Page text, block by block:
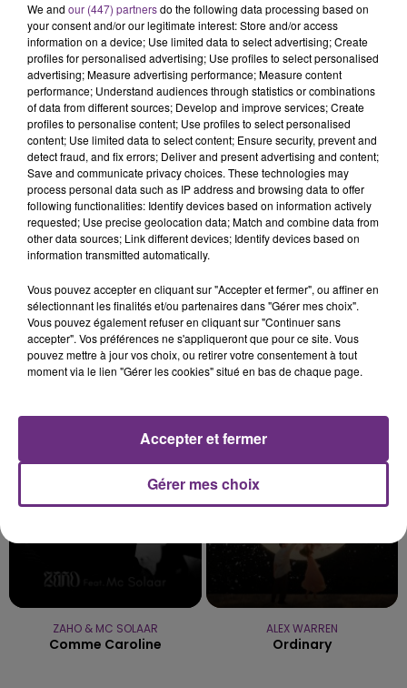
LE MAGASIN JOUÉCLUB DE REIMS FERME
SES PORTES
C'était l'une des institutions du centre-ville
rémois. Le magasin JouéClub est contraint de
fermer ses portes.
TITRES DIFFUSÉS
23h48
23h48 23h45
23h45
ZAHO & MC SOLAAR
Comme Caroline
23h39
23h39
ALEX WARREN
Ordinary
We and our (447) partnersdo the following data processing based on
your consent and/or our legitimate interest: Store and/or access
information on a device; Use limited data to select advertising; Create
profiles for personalised advertising; Use profiles to select personalised
advertising; Measure advertising performance; Measure content
performance; Understand audiences through statistics or combinations
of data from different sources; Develop and improve services; Create
profiles to personalise content; Use profiles to select personalised
content; Use limited data to select content; Ensure security, prevent and
detect fraud, and fix errors; Deliver and present advertising and content;
Save and communicate privacy choices. These technologies may
process personal data such as IP address and browsing data to offer
following functionalities: Identify devices based on information actively
requested; Use precise geolocation data; Match and combine data from
other data sources; Link different devices; Identify devices based on
information transmitted automatically.
Vous pouvez accepter en cliquant sur "Accepter et fermer", ou affiner en
sélectionnant les finalités et/ou partenaires dans "Gérer mes choix".
Vous pouvez également refuser en cliquant sur "Continuer sans
accepter". Vos préférences ne s'appliqueront que pour ce site. Vous
pouvez mettre à jour vos choix, ou retirer votre consentement à tout
moment via le lien "Gérer les cookies" situé en bas de chaque page.
Gérer mes choix
Accepter et fermer